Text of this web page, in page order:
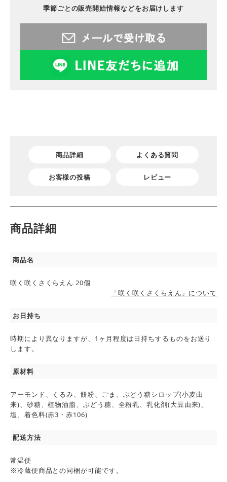
季節ごとの販売開始情報などをお届けします
商品詳細 よくある質問
お客様の投稿 レビュー
商品詳細
商品名
咲く咲くさくらえん 20個
「咲く咲くさくらえん」について
お日持ち
時期により異なりますが、1ヶ月程度は日持ちするものをお送り
します。
原材料
アーモンド、くるみ、餅粉、ごま、ぶどう糖シロップ(小麦由
来)、砂糖、植物油脂、ぶどう糖、全粉乳、乳化剤(大豆由来)、
塩、着色料(赤3・赤106)
配送方法
常温便
※冷蔵便商品との同梱が可能です。